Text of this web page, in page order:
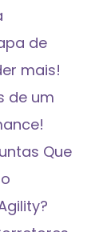
de
mais!
de um
Que